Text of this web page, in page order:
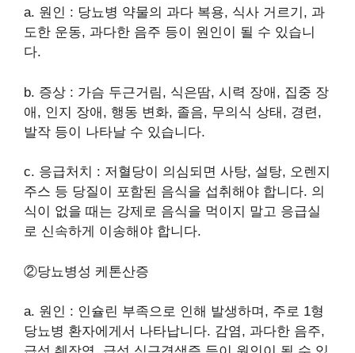
a. 원인 : 당뇨병 약물의 과다 복용, 식사 거르기, 과
도한 운동, 과다한 음주 등이 원인이 될 수 있습니
다.
b. 증상 : 가슴 두근거림, 식은땀, 시력 장애, 집중 장
애, 인지 장애, 행동 변화, 졸음, 무의식 상태, 경련,
발작 등이 나타날 수 있습니다.
c. 응급처치 : 저혈당이 의심되면 사탕, 설탕, 오렌지
주스 등 당질이 포함된 음식을 섭취해야 합니다. 의
식이 없을 때는 강제로 음식을 먹이지 말고 응급실
로 신속하게 이송해야 합니다.
②당뇨병성 케톤산증
a. 원인 : 인슐린 부족으로 인해 발생하며, 주로 1형
당뇨병 환자에게서 나타납니다. 감염, 과다한 음주,